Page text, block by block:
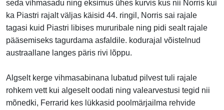
seda vihmasadu ning eksimus ühes kurvis kus nii Norris kui
ka Piastri rajalt väljas käisid 44. ringil, Norris sai rajale
tagasi kuid Piastri libises mururibale ning pidi sealt rajale
pääsemiseks tagurdama asfaldile. kodurajal võistelnud
austraallane langes päris rivi lõppu.
Algselt kerge vihmasabinana lubatud pilvest tuli rajale
rohkem vett kui algeselt oodati ning valearvestusi tegid nii
mõnedki, Ferrarid kes lükkasid poolmärjailma rehvide